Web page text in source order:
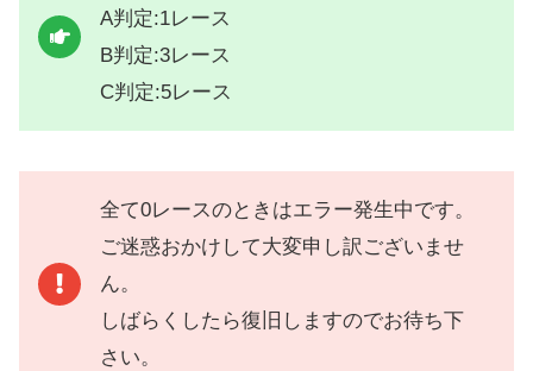
A判定:1レース
B判定:3レース
C判定:5レース
全て0レースのときはエラー発生中です。
ご迷惑おかけして大変申し訳ございませ
ん。
しばらくしたら復旧しますのでお待ち下
さい。